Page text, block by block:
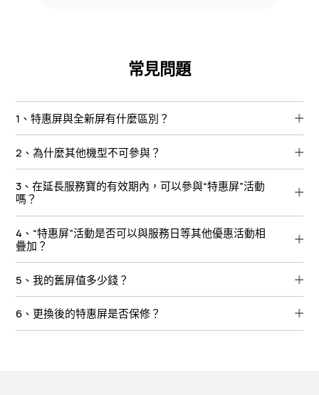
常見問題
1、特惠屏與全新屏有什麼區別？
2、為什麼其他機型不可參與？
3、在延長服務寶的有效期內，可以參與“特惠屏”活動
嗎？
4、“特惠屏”活動是否可以與服務日等其他優惠活動相
疊加？
5、我的舊屏值多少錢？
6、更換後的特惠屏是否保修？